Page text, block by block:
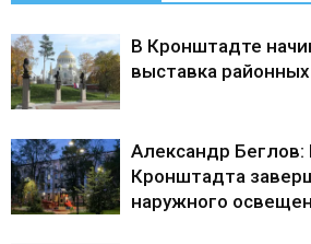
В Кронштадте
выставка
Александр
Кронштадта
наружного